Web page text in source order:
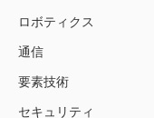
ロボティクス
通信
要素技術
セキュリティ